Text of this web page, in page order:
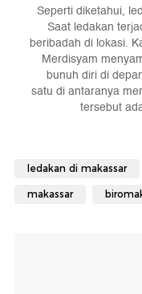
Seperti diketahui,
Saat ledakan
beribadah di lokasi.
Merdisyam
bunuh diri di
satu di antaranya
tersebut
ledakan di makassar
makassar